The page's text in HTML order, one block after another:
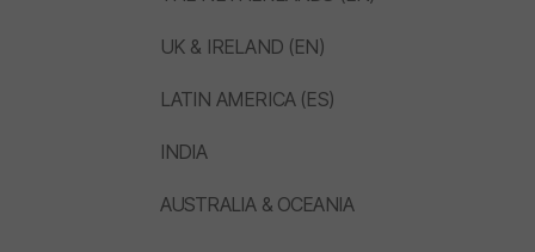
UK & IRELAND (EN)
LATIN AMERICA (ES)
INDIA
AUSTRALIA & OCEANIA